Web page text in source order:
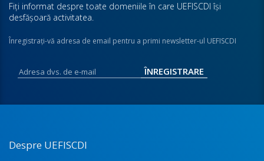
Fiţi informat despre toate domeniile în care UEFISCDI îşi
desfăşoară activitatea.
Înregistraţi-vă adresa de email pentru a primi newsletter-ul UEFISCDI
Despre UEFISCDI